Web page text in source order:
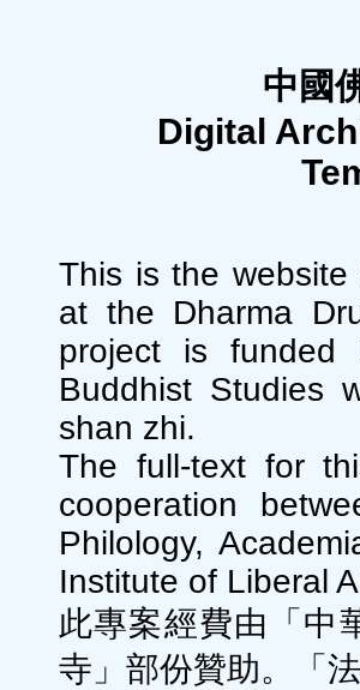
中國
Digital
This is the website
at the Dharma
project is funded
Buddhist Studies
shan zhi.
The full-text for
cooperation
Philology,
Institute of Liberal
此專案經費由「中
寺」部份贊助。「